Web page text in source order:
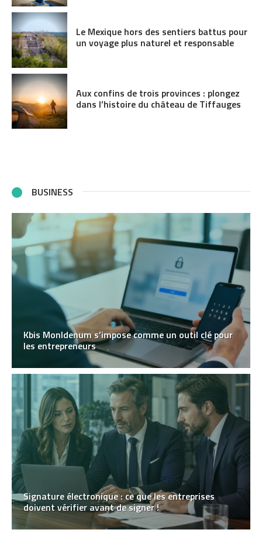
Le Mexique hors des sentiers battus pour
un voyage plus naturel et responsable
Aux confins de trois provinces : plongez
dans l’histoire du château de Tiffauges
BUSINESS
Kbis MonIdenum s’impose comme un outil clé pour
les entrepreneurs
Signature électronique : ce que les entreprises
doivent vérifier avant de signer !